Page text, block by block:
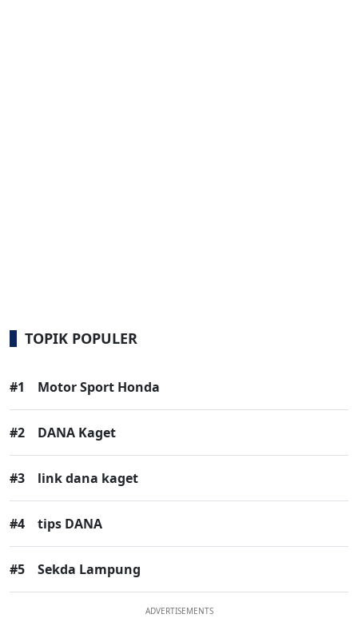
TOPIK POPULER
#1 Motor Sport Honda
#2 DANA Kaget
#3 link dana kaget
#4 tips DANA
#5 Sekda Lampung
ADVERTISEMENTS